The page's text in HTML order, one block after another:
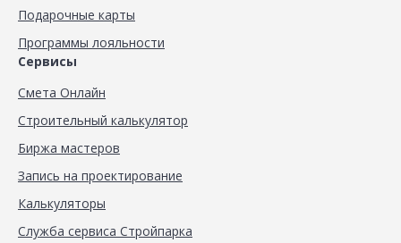
Подарочные карты
Программы лояльности
Сервисы
Смета Онлайн
Строительный калькулятор
Биржа мастеров
Запись на проектирование
Калькуляторы
Служба сервиса Стройпарка